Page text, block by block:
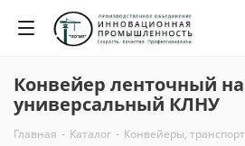
Конвейер ленточный
универсальный КЛНУ
Главная - Каталог - Конвейеры,